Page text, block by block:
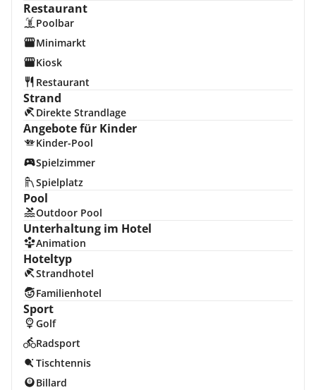
Restaurant
Poolbar
Minimarkt
Kiosk
Restaurant
Strand
Direkte Strandlage
Angebote für Kinder
Kinder-Pool
Spielzimmer
Spielplatz
Pool
Outdoor Pool
Unterhaltung im Hotel
Animation
Hoteltyp
Strandhotel
Familienhotel
Sport
Golf
Radsport
Tischtennis
Billard